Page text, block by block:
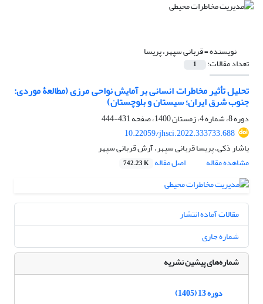
نویسنده =قربانی سپهر، پریسا
تعداد مقالات: 1
تحلیل تأثیر مخاطرات انسانی بر آمایش نواحی مرزی (مطالعۀ موردی:
جنوب شرق ایران؛ سیستان و بلوچستان)
دوره 8، شماره 4، زمستان 1400، صفحه
431-444
10.22059/jhsci.2022.333733.688
یاشار ذکی، پریسا قربانی سپهر، آرش قربانی سپهر
مشاهده مقاله
اصل مقاله 742.23 K
مقالات آماده انتشار
شماره جاری
شماره‌های پیشین نشریه
دوره 13 (1405)